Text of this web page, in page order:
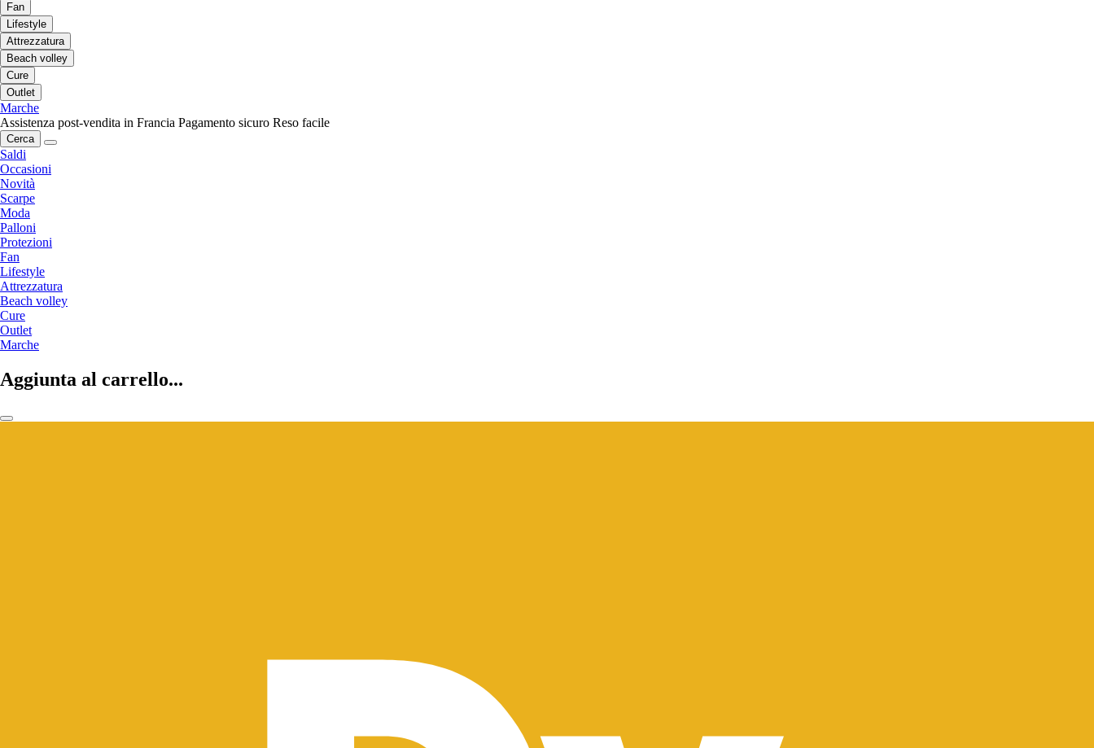
Fan
Lifestyle
Attrezzatura
Beach volley
Cure
Outlet
Marche
Assistenza post-vendita in Francia Pagamento sicuro Reso facile
Cerca
Saldi
Occasioni
Novità
Scarpe
Moda
Palloni
Protezioni
Fan
Lifestyle
Attrezzatura
Beach volley
Cure
Outlet
Marche
Aggiunta al carrello...